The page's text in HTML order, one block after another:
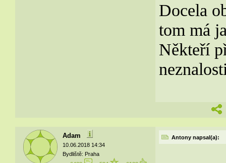
Docela
tom má
Někteří
Adam
10.06.2018 14:34
Bydliště: Praha
Antony napsal(a):